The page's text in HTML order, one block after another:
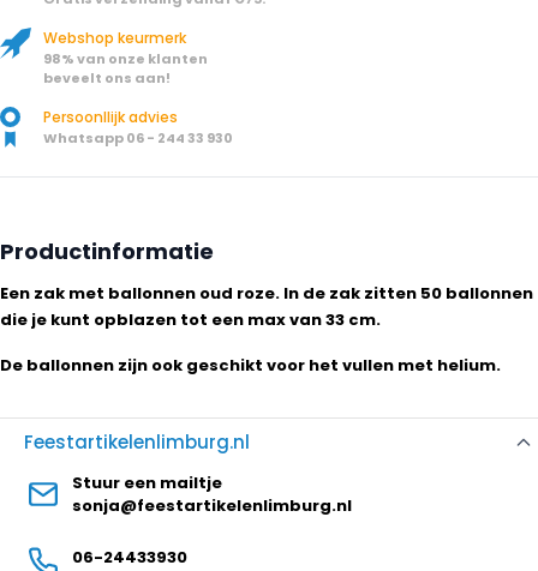
Webshop keurmerk
98% van onze klanten
beveelt ons aan!
Persoonllijk advies
Whatsapp 06 - 244 33 930
Productinformatie
Een zak met ballonnen oud roze. In de zak zitten 50 ballonnen
die je kunt opblazen tot een max van 33 cm.
De ballonnen zijn ook geschikt voor het vullen met helium.
Feestartikelenlimburg.nl
Stuur een mailtje
sonja@feestartikelenlimburg.nl
06-24433930